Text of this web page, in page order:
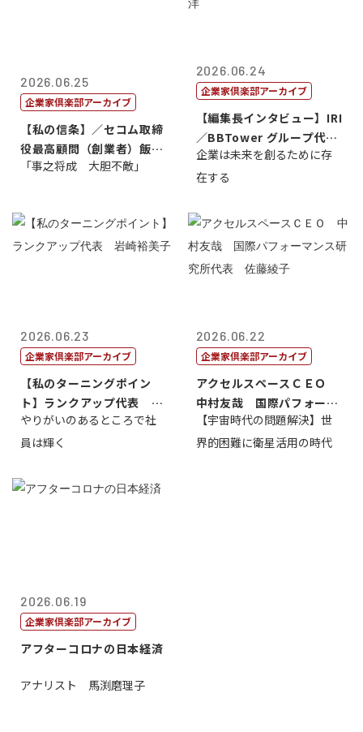
2026.06.25
企業家倶楽部アーカイブ
【私の信条】／セコム取締
役最高顧問（創業者）飯田
亮
「事之将成 大胆不敵」
2026.06.24
企業家倶楽部アーカイブ
【編集長インタビュー】IRI
／BBTower グループ代表
藤...
企業は未来を創るために存
在する
2026.06.23
企業家倶楽部アーカイブ
【私のターニングポイン
ト】ランクアップ代表 岩
崎裕美子
やりがいのあるところで社
員は輝く
2026.06.22
企業家倶楽部アーカイブ
アクセルスペースＣＥＯ
中村友哉 国際パフォーマ
ンス研究所代...
【宇宙時代の問題解決】世
界的困難に衛星活用の時代
2026.06.19
企業家倶楽部アーカイブ
アフターコロナの日本経済
アナリスト 馬渕磨理子